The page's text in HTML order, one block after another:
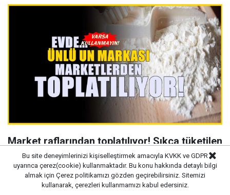
Market raflarından toplatılıyor! Sıkça tüketilen
un markasıydı
Bu site deneyimlerinizi kişiselleştirmek amacıyla KVKK ve GDPR
uyarınca çerez(cookie) kullanmaktadır. Bu konu hakkında detaylı bilgi
almak için Çerez politikamızı gözden geçirebilirsiniz. Sitemizi
kullanarak, çerezleri kullanmamızı kabul edersiniz.